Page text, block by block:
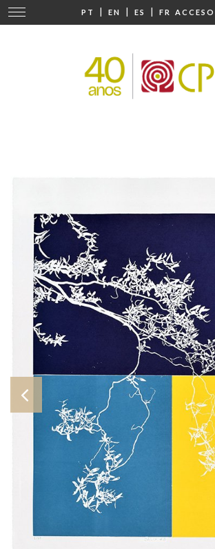
PT | EN | ES | FR ACCESO
Cambiar
navegación